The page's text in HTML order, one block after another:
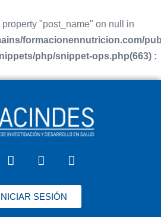
property "post_name" on null in
formacionennutricion.com/
php/snippet-ops.php(663) :
SESIÓN